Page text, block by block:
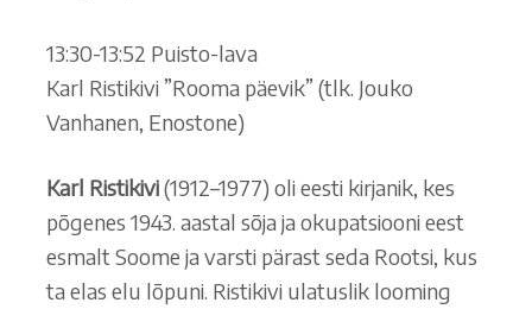
13:30-13:52 Puisto-lava
Karl Ristikivi ”Rooma päevik” (tlk. Jouko
Vanhanen, Enostone)
Karl Ristikivi(1912–1977) oli eesti kirjanik, kes
põgenes 1943. aastal sõja ja okupatsiooni eest
esmalt Soome ja varsti pärast seda Rootsi, kus
ta elas elu lõpuni. Ristikivi ulatuslik looming